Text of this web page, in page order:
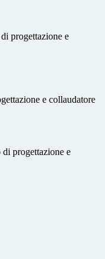
progettazione e
e collaudatore
progettazione e